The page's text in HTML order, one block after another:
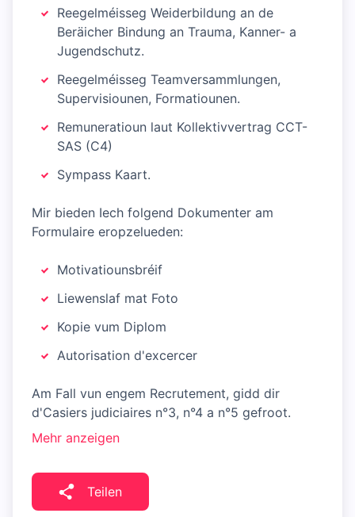
Reegelméisseg Weiderbildung an de
Beräicher Bindung an Trauma, Kanner- a
Jugendschutz.
Reegelméisseg Teamversammlungen,
Supervisiounen, Formatiounen.
Remuneratioun laut Kollektivvertrag CCT-
SAS (C4)
Sympass Kaart.
Mir bieden Iech folgend Dokumenter am
Formulaire eropzelueden:
Motivatiounsbréif
Liewenslaf mat Foto
Kopie vum Diplom
Autorisation d'excercer
Am Fall vun engem Recrutement, gidd dir
d'Casiers judiciaires n°3, n°4 a n°5 gefroot.
Mehr anzeigen
Teilen